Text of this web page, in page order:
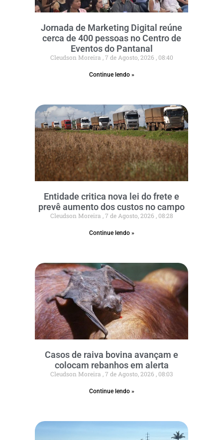
Jornada de Marketing Digital reúne
cerca de 400 pessoas no Centro de
Eventos do Pantanal
Cleudson Moreira 7 de Agosto, 2026 08:40
Continue lendo »
Entidade critica nova lei do frete e
prevê aumento dos custos no campo
Cleudson Moreira 7 de Agosto, 2026 08:28
Continue lendo »
Casos de raiva bovina avançam e
colocam rebanhos em alerta
Cleudson Moreira 7 de Agosto, 2026 08:03
Continue lendo »